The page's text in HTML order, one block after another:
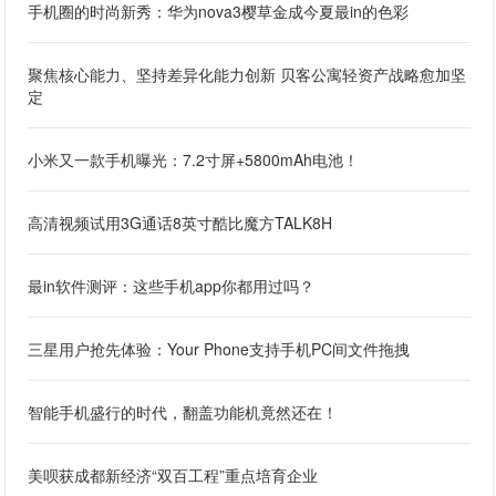
手机圈的时尚新秀：华为nova3樱草金成今夏最in的色彩
聚焦核心能力、坚持差异化能力创新 贝客公寓轻资产战略愈加坚
定
小米又一款手机曝光：7.2寸屏+5800mAh电池！
高清视频试用3G通话8英寸酷比魔方TALK8H
最in软件测评：这些手机app你都用过吗？
三星用户抢先体验：Your Phone支持手机PC间文件拖拽
智能手机盛行的时代，翻盖功能机竟然还在！
美呗获成都新经济“双百工程”重点培育企业